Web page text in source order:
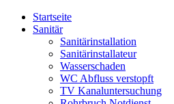
Startseite
Sanitär
Sanitärinstallation
Sanitärinstallateur
Wasserschaden
WC Abfluss verstopft
TV Kanaluntersuchung